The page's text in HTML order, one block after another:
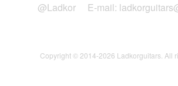
@Ladkor
E-mail:
Copyright © 2014-2026 Ladkorguitars. All